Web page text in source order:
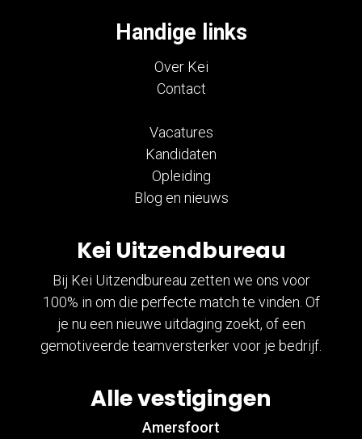
Kei Uitzendbureau
Bij Kei Uitzendbureau zetten we ons voor
100% in om die perfecte match te vinden. Of
je nu een nieuwe uitdaging zoekt, of een
gemotiveerde teamversterker voor je bedrijf.
Alle vestigingen
Amersfoort
Handige links
Over Kei
Contact
Vacatures
Kandidaten
Opleiding
Blog en nieuws